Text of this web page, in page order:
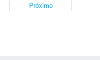
Próximo